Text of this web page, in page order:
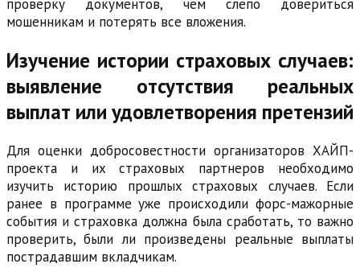
проверку документов, чем слепо довериться
мошенникам и потерять все вложения.
Изучение истории страховых случаев:
выявление отсутствия реальных
выплат или удовлетворения претензий
Для оценки добросовестности организаторов ХАЙП-
проекта и их страховых партнеров необходимо
изучить историю прошлых страховых случаев. Если
ранее в программе уже происходили форс-мажорные
события и страховка должна была сработать, то важно
проверить, были ли произведены реальные выплаты
пострадавшим вкладчикам.